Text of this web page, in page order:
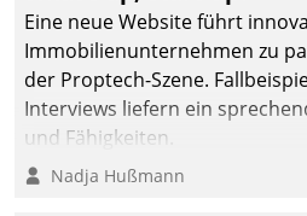
Entscheidungen.
Eine neue Website führt
Immobilienunternehmen zu
der Proptech-Szene.
Interviews liefern ein
und Fähigkeiten.
Nadja Hußmann